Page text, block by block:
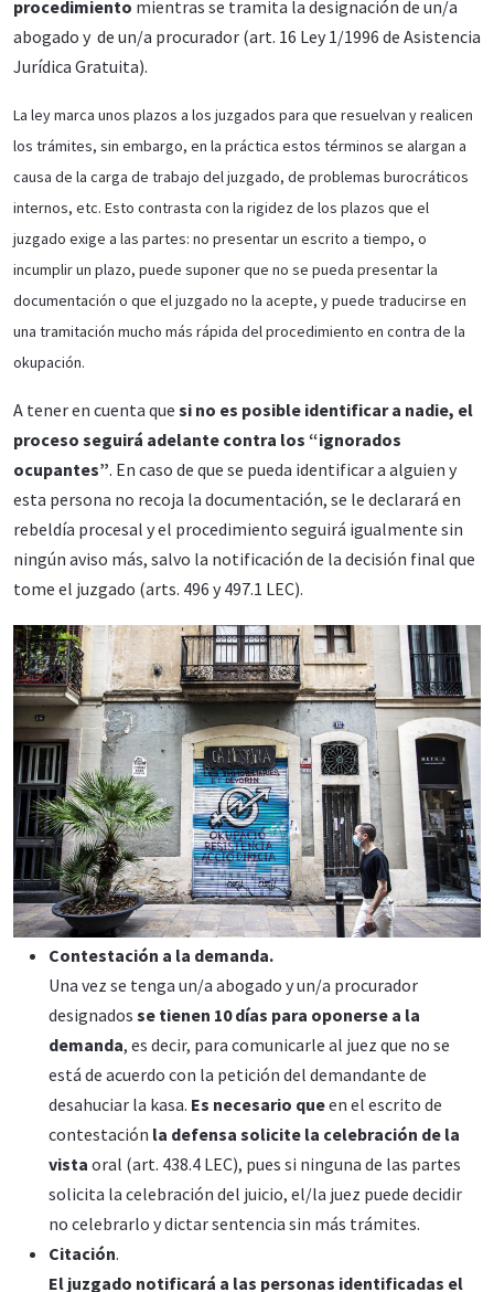
procedimiento mientras se tramita la designación de un/a
abogado y de un/a procurador (art. 16 Ley 1/1996 de Asistencia
Jurídica Gratuita).
La ley marca unos plazos a los juzgados para que resuelvan y realicen
los trámites, sin embargo, en la práctica estos términos se alargan a
causa de la carga de trabajo del juzgado, de problemas burocráticos
internos, etc. Esto contrasta con la rigidez de los plazos que el
juzgado exige a las partes: no presentar un escrito a tiempo, o
incumplir un plazo, puede suponer que no se pueda presentar la
documentación o que el juzgado no la acepte, y puede traducirse en
una tramitación mucho más rápida del procedimiento en contra de la
okupación.
A tener en cuenta que si no es posible identificar a nadie, el
proceso seguirá adelante contra los “ignorados
ocupantes”. En caso de que se pueda identificar a alguien y
esta persona no recoja la documentación, se le declarará en
rebeldía procesal y el procedimiento seguirá igualmente sin
ningún aviso más, salvo la notificación de la decisión final que
tome el juzgado (arts. 496 y 497.1 LEC).
Contestación a la demanda.
Una vez se tenga un/a abogado y un/a procurador
designados se tienen 10 días para oponerse a la
demanda, es decir, para comunicarle al juez que no se
está de acuerdo con la petición del demandante de
desahuciar la kasa. Es necesario queen el escrito de
contestación la defensa solicite la celebración de la
vista oral (art. 438.4 LEC), pues si ninguna de las partes
solicita la celebración del juicio, el/la juez puede decidir
no celebrarlo y dictar sentencia sin más trámites.
Citación.
El juzgado notificará a las personas identificadas el